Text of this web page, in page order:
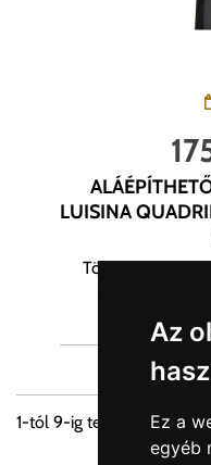
Az
Ez a
egyéb
LUISINA
Törekszünk a
1-tól 9-ig terjedő tételek
1